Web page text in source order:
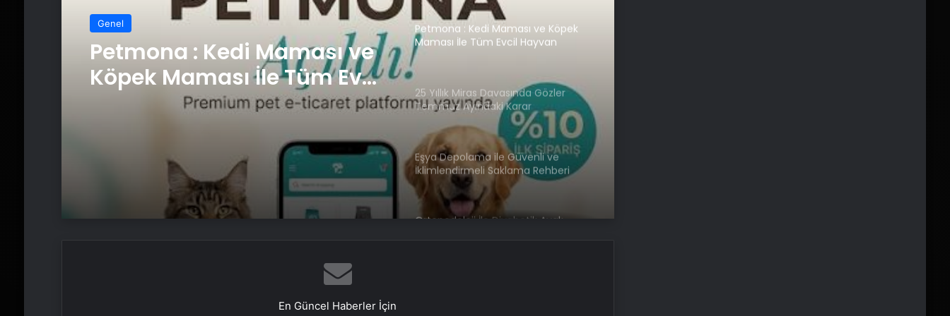
Genel
Petmona : Kedi Maması ve
Köpek Maması İle Tüm Evcil
Hayvan Ürünleri
Petmona : Kedi Maması ve Köpek
Maması İle Tüm Evcil Hayvan
Ürünleri
25 Yıllık Miras Davasında Gözler
Temmuz Ayındaki Karar
Duruşmasına Çevrildi
Eşya Depolama ile Güvenli ve
İklimlendirmeli Saklama Rehberi
Ortopodoloji İle Diyabetik Ayak
En Güncel Haberler İçin